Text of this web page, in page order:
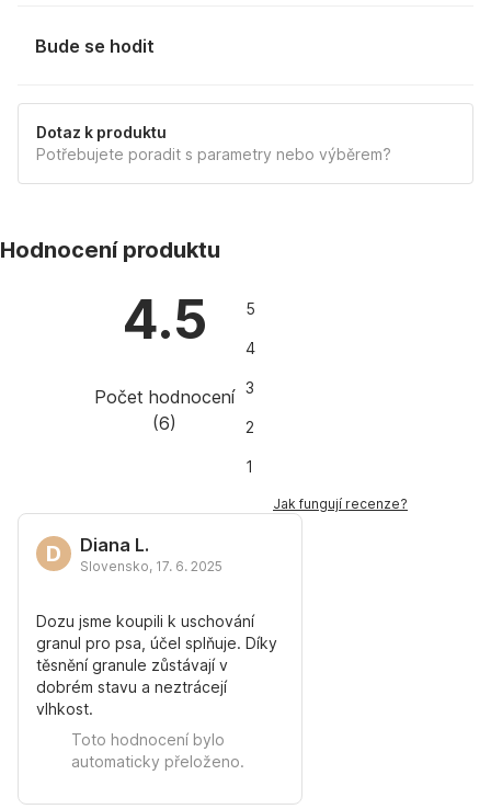
Bude se hodit
Dotaz k produktu
Potřebujete poradit s parametry nebo výběrem?
Hodnocení produktu
4.5
Počet hodnocení
(6)
5
4
3
2
1
Jak fungují recenze?
D Diana L.
Slovensko, 17. 6. 2025
Dozu jsme koupili k uschování
granul pro psa, účel splňuje. Díky
těsnění granule zůstávají v
dobrém stavu a neztrácejí
vlhkost.
Toto hodnocení bylo
automaticky přeloženo.